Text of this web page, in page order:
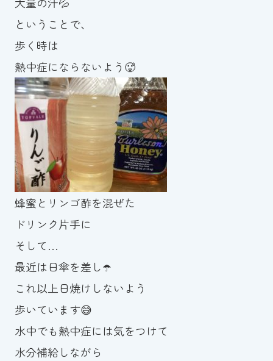
ということで、
歩く時は
熱中症にならないよう🥵
蜂蜜とリンゴ酢を混ぜた
ドリンク片手に
そして…
最近は日傘を差し☂️
これ以上日焼けしないよう
歩いています😅
水中でも熱中症には気をつけて
水分補給しながら